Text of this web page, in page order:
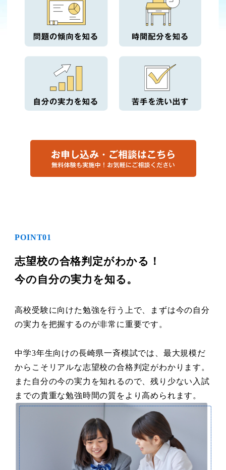
POINT01
志望校の合格判定がわかる！
今の自分の実力を知る。
高校受験に向けた勉強を行う上で、まずは今の自分
の実力を把握するのが非常に重要です。
中学3年生向けの長崎県一斉模試では、最大規模だ
からこそリアルな志望校の合格判定がわかります。
また自分の今の実力を知れるので、残り少ない入試
までの貴重な勉強時間の質をより高められます。